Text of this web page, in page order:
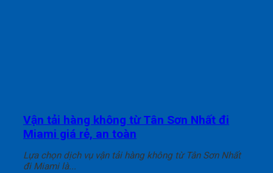
Vận tải hàng không từ Tân Sơn Nhất đi
Miami giá rẻ, an toàn
Lựa chọn dịch vụ vận tải hàng không từ Tân Sơn Nhất
đi Miami là...